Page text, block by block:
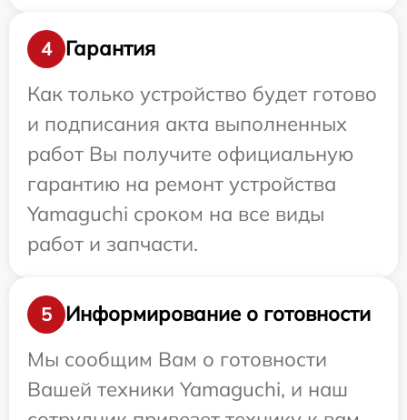
4
Гарантия
Как только устройство будет готово
и подписания акта выполненных
работ Вы получите официальную
гарантию на ремонт устройства
Yamaguchi сроком на все виды
работ и запчасти.
5
Информирование о готовности
Мы сообщим Вам о готовности
Вашей техники Yamaguchi, и наш